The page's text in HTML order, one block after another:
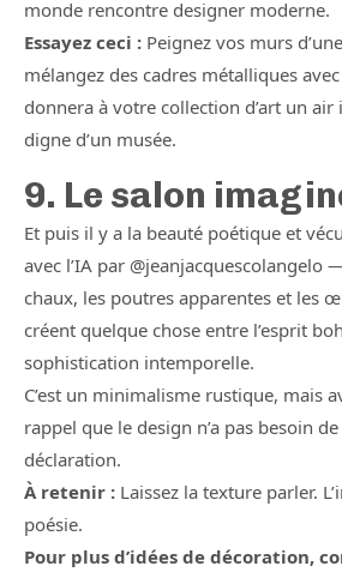
monde rencontre designer moderne.
Essayez ceci : Peignez vos murs
mélangez des cadres métalliques
donnera à votre collection d’art un
digne d’un musée.
9. Le salon
Et puis il y a la beauté poétique et
avec l’IA par @jeanjacquescolangelo
chaux, les poutres apparentes et les
créent quelque chose entre l’esprit
sophistication intemporelle.
C’est un minimalisme rustique, mais
rappel que le design n’a pas besoin
déclaration.
À retenir : Laissez la texture parler.
poésie.
Pour plus d’idées de décoration,